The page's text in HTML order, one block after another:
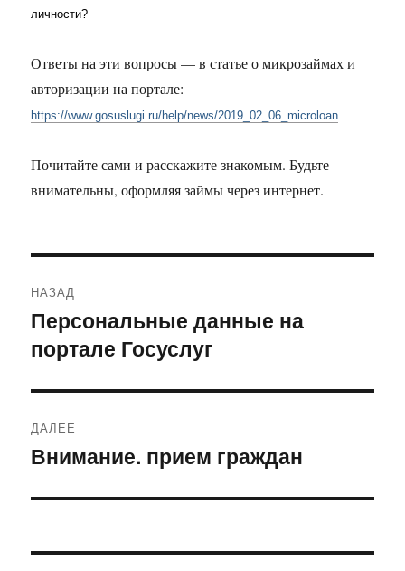
личности?
Ответы на эти вопросы — в статье о микрозаймах и
авторизации на портале:
https://www.gosuslugi.ru/help/news/2019_02_06_microloan
Почитайте сами и расскажите знакомым. Будьте
внимательны, оформляя займы через интернет.
по
записям
НАЗАД
Предыдущая
запись:
Персональные данные на
портале Госуслуг
ДАЛЕЕ
Следующая
Внимание. прием граждан